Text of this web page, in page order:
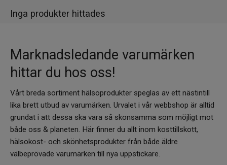
Inga produkter hittades
Marknadsledande varumärken
hittar du hos oss!
Vårt breda sortiment hälsoprodukter speglas av ett nästintill
lika brett utbud av varumärken. Urvalet i vår webbshop är alltid
grundat i att dessa ska vara så skonsamma som möjligt mot
både oss & planeten. Här finner du allt inom kosttillskott,
hälsokost- och skönhetsprodukter från både äldre
välbeprövade varumärken till nya uppstickare.